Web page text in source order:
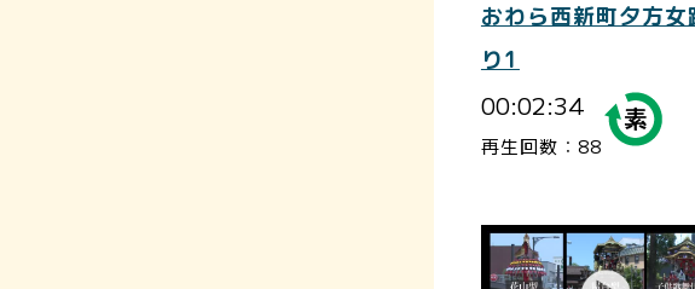
おわら西新町夕方女
り1
00:02:34
再生回数：88